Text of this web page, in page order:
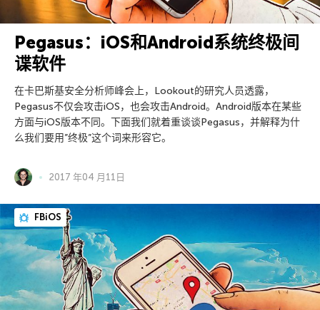
Pegasus：iOS和Android系统终极间
谍软件
在卡巴斯基安全分析师峰会上，Lookout的研究人员透露，
Pegasus不仅会攻击iOS，也会攻击Android。Android版本在某些
方面与iOS版本不同。下面我们就着重谈谈Pegasus，并解释为什
么我们要用”终极”这个词来形容它。
2017 年04 月11日
FBiOS